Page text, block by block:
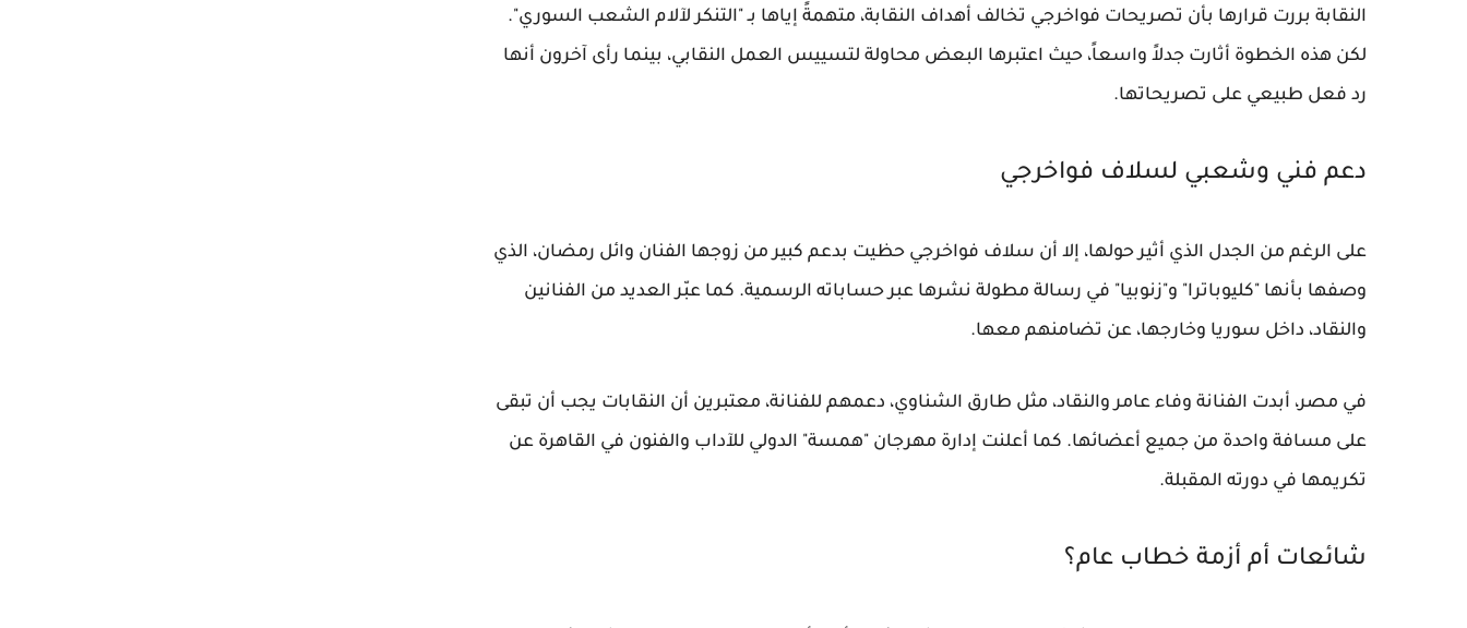
النقابة بررت قرارها بأن تصريحات فواخرجي تخالف أهداف النقابة، متهمةً إياها بـ "التنكر لآلام الشعب السوري".
لكن هذه الخطوة أثارت جدلاً واسعاً، حيث اعتبرها البعض محاولة لتسييس العمل النقابي، بينما رأى آخرون أنها
رد فعل طبيعي على تصريحاتها.
دعم فني وشعبي لسلاف فواخرجي
على الرغم من الجدل الذي أثير حولها، إلا أن سلاف فواخرجي حظيت بدعم كبير من زوجها الفنان وائل رمضان، الذي
وصفها بأنها "كليوباترا" و"زنوبيا" في رسالة مطولة نشرها عبر حساباته الرسمية. كما عبّر العديد من الفنانين
والنقاد، داخل سوريا وخارجها، عن تضامنهم معها.
في مصر، أبدت الفنانة وفاء عامر والنقاد، مثل طارق الشناوي، دعمهم للفنانة، معتبرين أن النقابات يجب أن تبقى
على مسافة واحدة من جميع أعضائها. كما أعلنت إدارة مهرجان "همسة" الدولي للآداب والفنون في القاهرة عن
تكريمها في دورته المقبلة.
شائعات أم أزمة خطاب عام؟